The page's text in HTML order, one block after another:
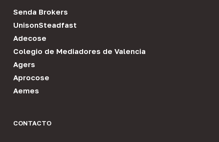
Senda Brokers
UnisonSteadfast
Adecose
Colegio de Mediadores de Valencia
Agers
Aprocose
Aemes
CONTACTO